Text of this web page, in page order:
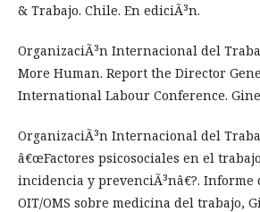
& Trabajo. Chile. En ediciÃ³n.
OrganizaciÃ³n Internacional del
More Human. Report the Director
International Labour Conference.
OrganizaciÃ³n Internacional del
â€œFactores psicosociales en el
incidencia y prevenciÃ³nâ€?. Informe
OIT/OMS sobre medicina del trabajo,